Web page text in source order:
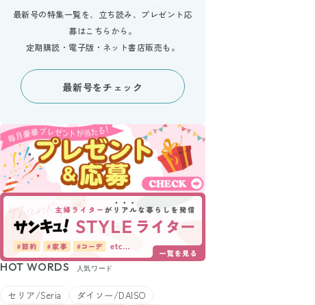
最新号の特集一覧を、立ち読み、プレゼント応
募はこちらから。
定期購読・電子版・ネット書店販売も。
最新号をチェック
HOT WORDS 人気ワード
セリア/Seria
ダイソー/DAISO